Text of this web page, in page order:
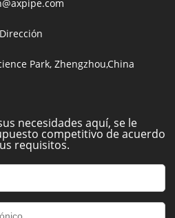
Dirección
Park, Zhengzhou,China
necesidades aquí, se le
competitivo de acuerdo
requisitos.